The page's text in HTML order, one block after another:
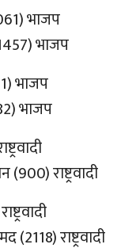
भाजप
भाजप
भाजप
भाजप
राष्ट्रवादी
राष्ट्रवादी